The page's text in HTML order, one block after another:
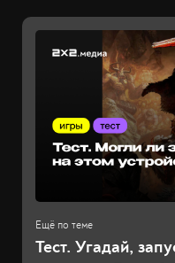
Тест. Угадай,